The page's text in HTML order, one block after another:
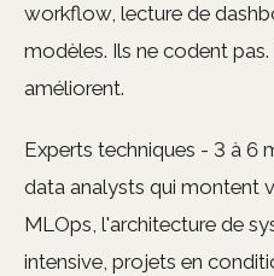
workflow, lecture de
modèles. Ils ne codent
améliorent.
Experts techniques - 3 à 6
data analysts qui montent
MLOps, l'architecture de
intensive, projets en